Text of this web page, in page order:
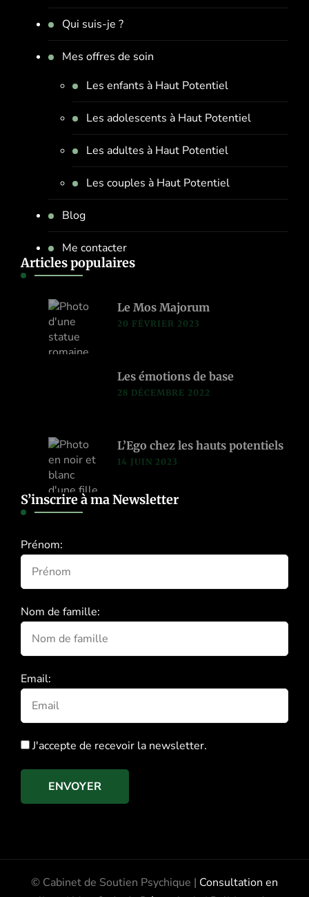
Qui suis-je ?
Mes offres de soin
Les enfants à Haut Potentiel
Les adolescents à Haut Potentiel
Les adultes à Haut Potentiel
Les couples à Haut Potentiel
Blog
Me contacter
Articles populaires
Le Mos Majorum
20 FÉVRIER 2023
Les émotions de base
28 DÉCEMBRE 2022
L’Ego chez les hauts potentiels
14 JUIN 2023
S’inscrire à ma Newsletter
Prénom:
Nom de famille:
Email:
J'accepte de recevoir la newsletter.
ENVOYER
© Cabinet de Soutien Psychique | Consultation en